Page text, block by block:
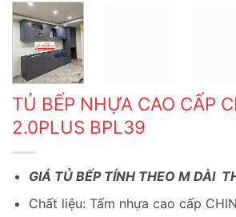
TỦ BẾP NHỰA CAO CẤP
2.0PLUS BPL39
GIÁ TỦ BẾP TÍNH THEO M DÀI
Chất liệu: Tấm nhựa cao cấp